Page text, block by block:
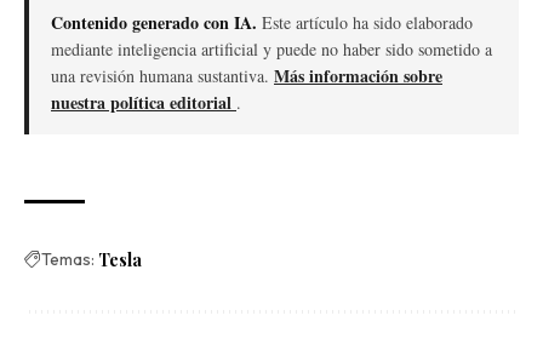
Contenido generado con IA. Este artículo ha sido elaborado
mediante inteligencia artificial y puede no haber sido sometido a
una revisión humana sustantiva. Más información sobre
nuestra política editorial .
Temas: Tesla